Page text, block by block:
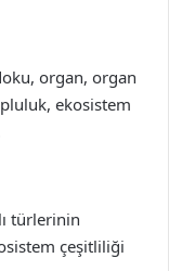
organ, organ
ekosistem
türlerinin
çeşitliliği